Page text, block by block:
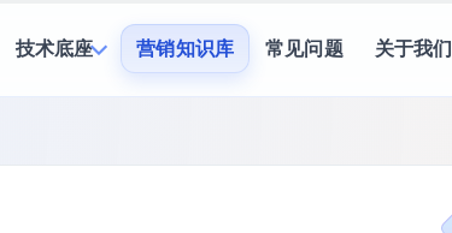
技术底座 营销知识库 常见问题 关于我们